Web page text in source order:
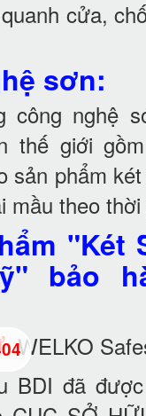
cửa,
sơn:
nghệ
thế giới
sản phẩm
mầu theo thời
"Két
bảo
:WELKO
BDI đã